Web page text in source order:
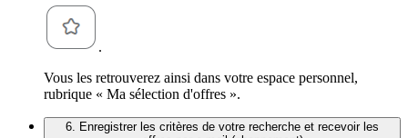
.
Vous les retrouverez ainsi dans votre espace personnel,
rubrique « Ma sélection d'offres ».
6. Enregistrer les critères de votre recherche et recevoir les